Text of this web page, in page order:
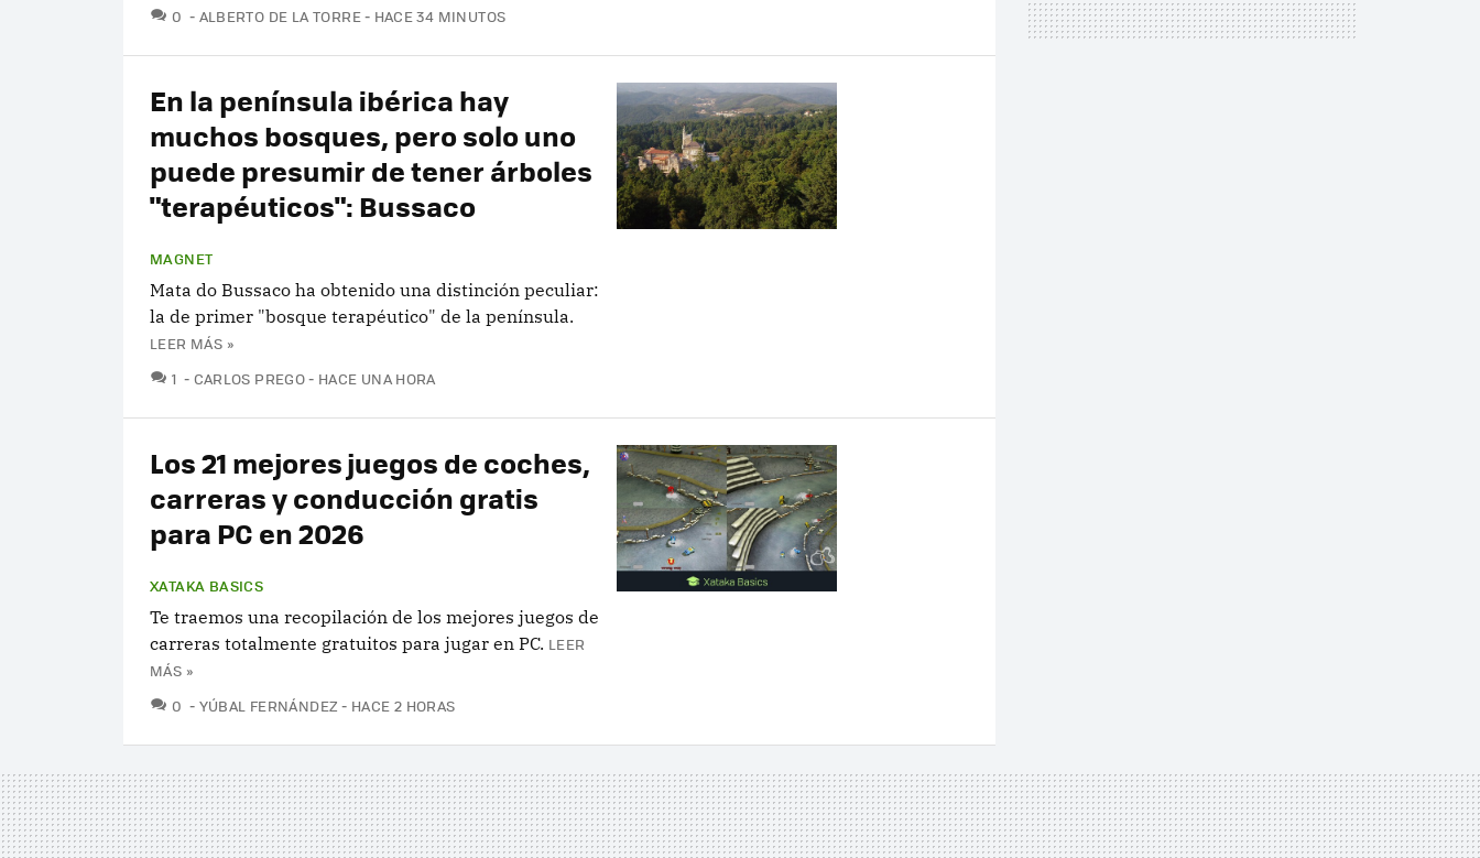
0 COMENTARIOS
ALBERTO DE LA TORRE HACE 34 MINUTOS
En la península ibérica hay
muchos bosques, pero solo uno
puede presumir de tener árboles
"terapéuticos": Bussaco
MAGNET
Mata do Bussaco ha obtenido una distinción peculiar:
la de primer "bosque terapéutico" de la península.
LEER MÁS »
1 COMENTARIOS
CARLOS PREGO HACE UNA HORA
Los 21 mejores juegos de coches,
carreras y conducción gratis
para PC en 2026
XATAKA BASICS
Te traemos una recopilación de los mejores juegos de
carreras totalmente gratuitos para jugar en PC. LEER
MÁS »
0 COMENTARIOS
YÚBAL FERNÁNDEZ HACE 2 HORAS